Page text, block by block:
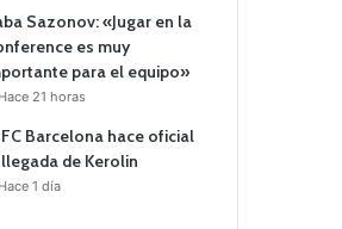
Sazonov: «Jugar en la
es muy
para el equipo»
Hace 21 horas
FC Barcelona hace oficial
de Kerolin
Hace 1 día